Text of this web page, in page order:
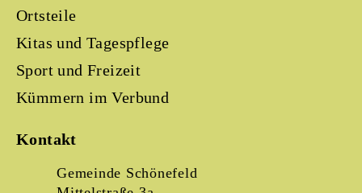
Ortsteile
Kitas und Tagespflege
Sport und Freizeit
Kümmern im Verbund
Kontakt
Gemeinde Schönefeld